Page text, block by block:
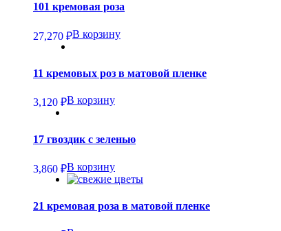
101 кремовая роза
27,270 ₽В корзину
11 кремовых роз в матовой пленке
3,120 ₽В корзину
17 гвоздик с зеленью
3,860 ₽В корзину
21 кремовая роза в матовой пленке